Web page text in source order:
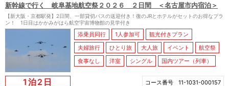
新幹線で行く 岐阜基地航空祭２０２６ ２日間 ＜名古屋市内宿泊＞
【新大阪・京都駅発】2日間、一部貸切バスの送迎付き！復のJRとホテルがセットのお得なプラ
ン！ 1日目はかかみがはら航空宇宙博物館の見学付き
添乗員同行 1人参加可
観光付きプラン
夫婦旅行
ひとり旅 大人旅 イベント
航空祭
食事なし
洋室 シングル 国内ツアー（列車）
1泊2日 コース番号 11-1031-000157